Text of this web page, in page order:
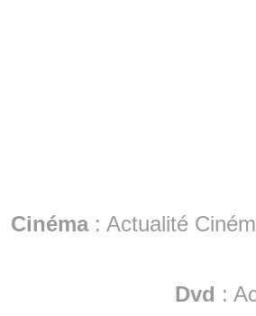
Cinéma: Actualité
Dvd :